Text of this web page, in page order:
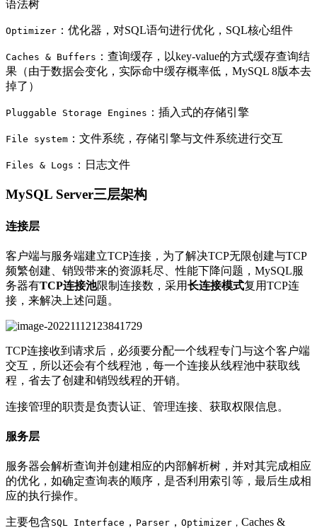
语法树
Optimizer ：优化器，对SQL语句进行优化，SQL核心组件
Caches & Buffers ：查询缓存，以key-value的方式缓存查询结
果（由于数据会变化，实际命中缓存概率低，MySQL 8版本去
掉了）
Pluggable Storage Engines ：插入式的存储引擎
File system ：文件系统，存储引擎与文件系统进行交互
Files & Logs ：日志文件
MySQL Server三层架构
连接层
客户端与服务端建立TCP连接，为了解决TCP无限创建与TCP
频繁创建、销毁带来的资源耗尽、性能下降问题，MySQL服
务器有TCP连接池限制连接数，采用长连接模式复用TCP连
接，来解决上述问题。
TCP连接收到请求后，必须要分配一个线程专门与这个客户端
交互，所以还会有个线程池，每一个连接从线程池中获取线
程，省去了创建和销毁线程的开销。
连接管理的职责是负责认证、管理连接、获取权限信息。
服务层
服务器会解析查询并创建相应的内部解析树，并对其完成相应
的优化，如确定查询表的顺序，是否利用索引等，最后生成相
应的执行操作。
主要包含SQL Interface ， Parser ， Optimizer， Caches &